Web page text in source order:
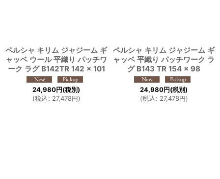
ペルシャ キリム ジャジーム ギ
ャッベ ウール 平織り パッチワ
ーク ラグ B142TR 142 x 101
24,980円(税別)
(税込: 27,478円)
ペルシャ キリム ジャジーム ギ
ャッベ 平織り パッチワーク ラ
グ B143 TR 154 x 98
24,980円(税別)
(税込: 27,478円)